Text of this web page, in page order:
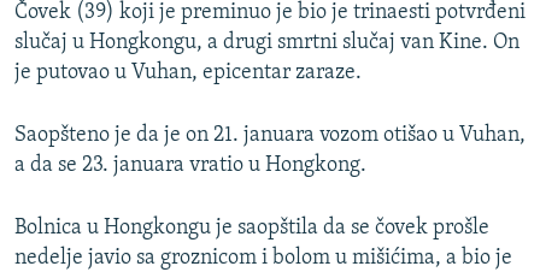
MOJA EVROPA
TRI DECENIJE OD RATA U BIH
NASTANAK I RASPAD JUGOSLAVIJE
Čovek (39) koji je preminuo je bio je trinaesti potvrđeni
slučaj u Hongkongu, a drugi smrtni slučaj van Kine. On
je putovao u Vuhan, epicentar zaraze.
Saopšteno je da je on 21. januara vozom otišao u Vuhan,
a da se 23. januara vratio u Hongkong.
Bolnica u Hongkongu je saopštila da se čovek prošle
nedelje javio sa groznicom i bolom u mišićima, a bio je